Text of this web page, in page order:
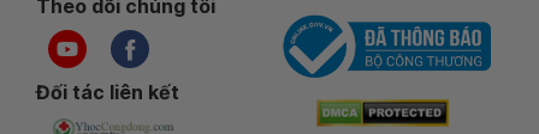
Theo dõi chúng tôi
Đối tác liên kết